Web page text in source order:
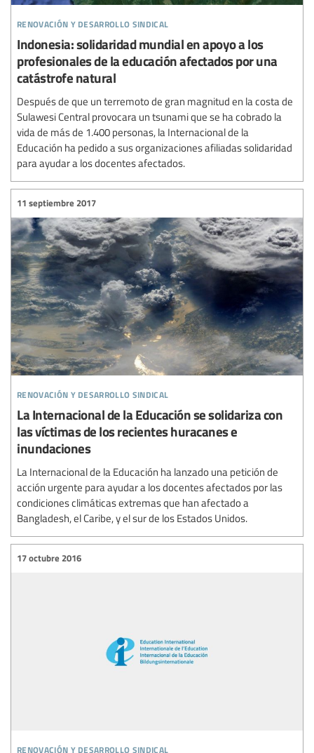
renovación y desarrollo sindical
Indonesia: solidaridad mundial en apoyo a los
profesionales de la educación afectados por una
catástrofe natural
Después de que un terremoto de gran magnitud en la costa de
Sulawesi Central provocara un tsunami que se ha cobrado la
vida de más de 1.400 personas, la Internacional de la
Educación ha pedido a sus organizaciones afiliadas solidaridad
para ayudar a los docentes afectados.
renovación y desarrollo sindical
11 septiembre 2017
La Internacional de la Educación se solidariza con
las víctimas de los recientes huracanes e
inundaciones
La Internacional de la Educación ha lanzado una petición de
acción urgente para ayudar a los docentes afectados por las
condiciones climáticas extremas que han afectado a
Bangladesh, el Caribe, y el sur de los Estados Unidos.
renovación y desarrollo sindical
17 octubre 2016